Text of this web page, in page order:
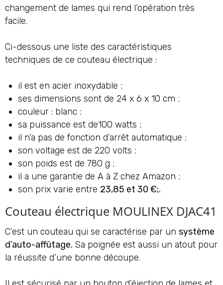
changement de lames qui rend l’opération très
facile.
Ci-dessous une liste des caractéristiques
techniques de ce couteau électrique :
il est en acier inoxydable ;
ses dimensions sont de 24 x 6 x 10 cm ;
couleur : blanc ;
sa puissance est de100 watts ;
il n’a pas de fonction d’arrêt automatique ;
son voltage est de 220 volts ;
son poids est de 780 g ;
il a une garantie de A à Z chez Amazon ;
son prix varie entre 23,85 et 30 €;.
Couteau électrique MOULINEX DJAC41
C’est un couteau qui se caractérise par un système
d’auto-affûtage. Sa poignée est aussi un atout pour
la réussite d’une bonne découpe.